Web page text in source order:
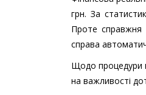
грн. За
Проте справжня
справа
Щодо процедури
на важливості